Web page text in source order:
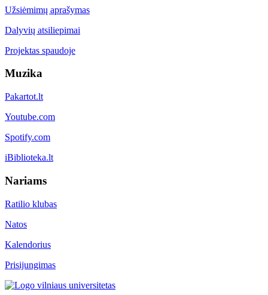
Užsiėmimų aprašymas
Dalyvių atsiliepimai
Projektas spaudoje
Muzika
Pakartot.lt
Youtube.com
Spotify.com
iBiblioteka.lt
Nariams
Ratilio klubas
Natos
Kalendorius
Prisijungimas